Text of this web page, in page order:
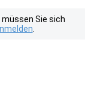
Sie sich